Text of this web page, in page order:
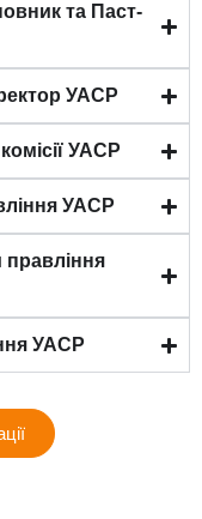
та Паст-
УАСР
УАСР
УАСР
правління
УАСР